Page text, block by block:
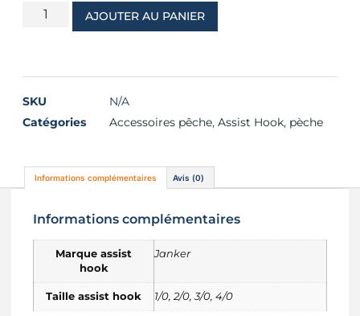
AJOUTER AU PANIER
SKU
N/A
Catégories
Accessoires pêche, Assist Hook, pèche
Informations complémentaires Avis (0)
Informations complémentaires
Marque assist
hook
Janker
Taille assist hook 1/0, 2/0, 3/0, 4/0